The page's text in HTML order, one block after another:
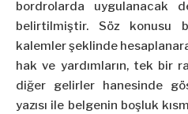
bordrolarda uygulanacak
belirtilmiştir. Söz konusu
kalemler şeklinde
hak ve yardımların, tek bir
diğer gelirler hanesinde
yazısı ile belgenin boşluk